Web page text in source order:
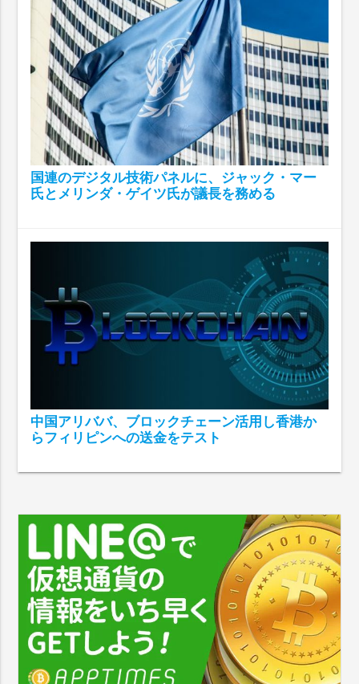
国連のデジタル技術パネルに、ジャック・マー
氏とメリンダ・ゲイツ氏が議長を務める
中国アリババ、ブロックチェーン活用し香港か
らフィリピンへの送金をテスト